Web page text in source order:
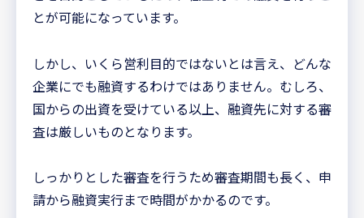
とが可能になっています。
しかし、いくら営利目的ではないとは言え、どんな
企業にでも融資するわけではありません。むしろ、
国からの出資を受けている以上、融資先に対する審
査は厳しいものとなります。
しっかりとした審査を行うため審査期間も長く、申
請から融資実行まで時間がかかるのです。